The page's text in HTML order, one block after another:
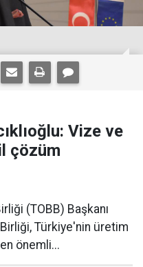
Vize ve
çözüm
(TOBB) Başkanı
Türkiye'nin üretim
önemli...